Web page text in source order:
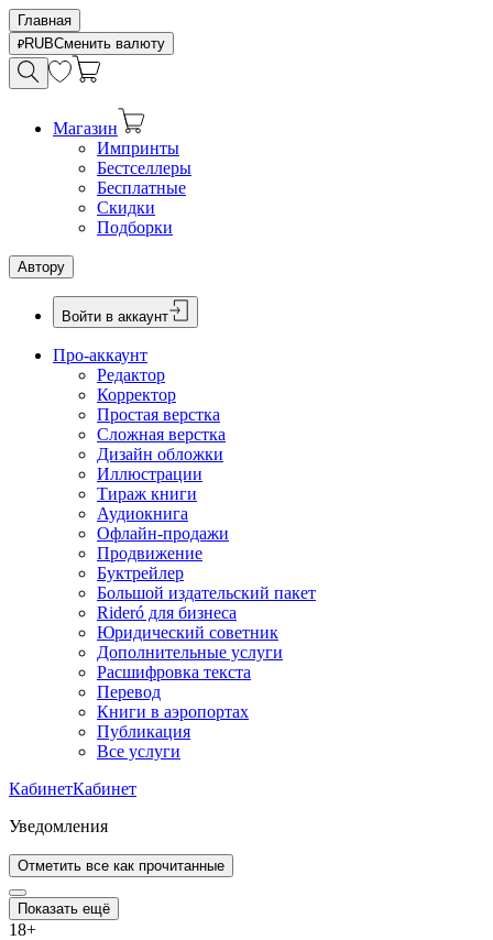
Главная
RUBСменить валюту
Магазин
Импринты
Бестселлеры
Бесплатные
Скидки
Подборки
Автору
Войти в аккаунт
Про-аккаунт
Редактор
Корректор
Простая верстка
Сложная верстка
Дизайн обложки
Иллюстрации
Тираж книги
Аудиокнига
Офлайн-продажи
Продвижение
Буктрейлер
Большой издательский пакет
Rideró для бизнеса
Юридический советник
Дополнительные услуги
Расшифровка текста
Перевод
Книги в аэропортах
Публикация
Все услуги
КабинетКабинет
Уведомления
Отметить все как прочитанные
Показать ещё
18+